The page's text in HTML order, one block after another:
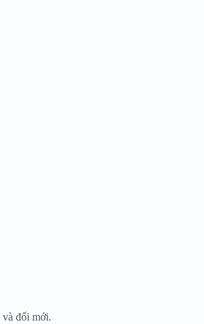
đổi mới.